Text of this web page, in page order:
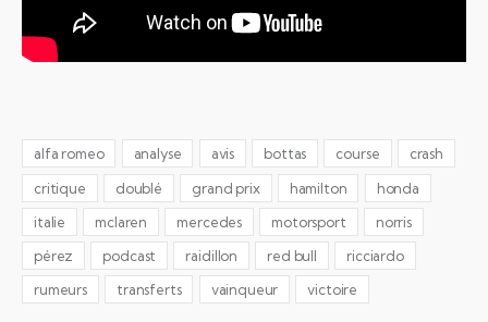
alfa romeo analyse avis bottas course
crash
critique
doublé grand prix hamilton
honda
italie
mclaren mercedes motorsport
norris
pérez
podcast raidillon red bull
ricciardo
rumeurs
transferts vainqueur victoire